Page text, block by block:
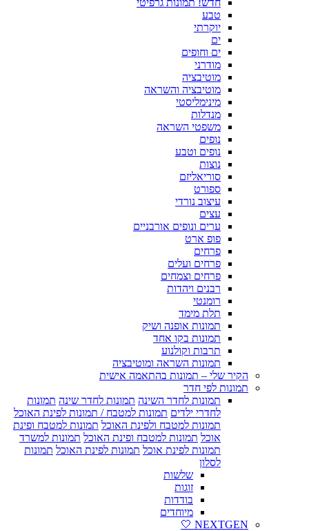
טבע
יוקרתי
ים
ים וחופים
מודרני
מוטיבציה
מוטיבציה והשראה
מינימליסטי
מנדלות
משפטי השראה
נופים
נופים וטבע
נוצות
סוריאליזם
ספורט
עיצוב נורדי
עצים
ערים ונופים אורבניים
פופ ארט
פרחים
פרחים ועלים
פרחים וצמחים
רבנים ויהדות
רומנטי
תלת מימד
תמונות אופנה ושיק
תמונות בקו אחד
תרבות וקולנוע
תמונות השראה ומוטיבציה
הקיר שלי – תמונות בהתאמה אישית
תמונות לפי חדר
תמונות לחדר השינה תמונות לחדר שינה תמונות
לחדרי ילדים תמונות למטבח / תמונות לפינת האוכל
תמונות למטבח ולפינת האוכל תמונות למטבח ופינת
אוכל תמונות למטבח ופינת האוכל תמונות למשרד
תמונות לפינת אוכל תמונות לפינת האוכל תמונות
לסלון
שלשות
זוגות
בודדות
מיוחדים
NEXTGEN 🤍